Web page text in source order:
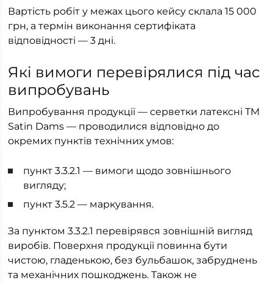
Вартість робіт у межах цього кейсу склала 15 000
грн, а термін виконання сертифіката
відповідності — 3 дні.
Які вимоги перевірялися під час
випробувань
Випробування продукції — серветки латексні ТМ
Satin Dams — проводилися відповідно до
окремих пунктів технічних умов:
пункт 3.3.2.1 — вимоги щодо зовнішнього
вигляду;
пункт 3.5.2 — маркування.
За пунктом 3.3.2.1 перевірявся зовнішній вигляд
виробів. Поверхня продукції повинна бути
чистою, гладенькою, без бульбашок, забруднень
та механічних пошкоджень. Також не